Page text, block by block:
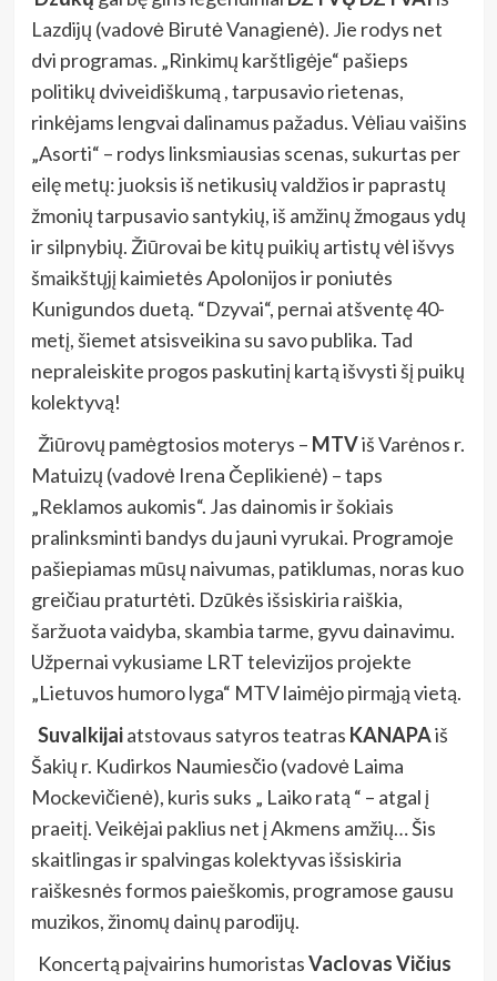
Lazdijų (vadovė Birutė Vanagienė). Jie rodys net
dvi programas. „Rinkimų karštligėje“ pašieps
politikų dviveidiškumą , tarpusavio rietenas,
rinkėjams lengvai dalinamus pažadus. Vėliau vaišins
„Asorti“ – rodys linksmiausias scenas, sukurtas per
eilę metų: juoksis iš netikusių valdžios ir paprastų
žmonių tarpusavio santykių, iš amžinų žmogaus ydų
ir silpnybių. Žiūrovai be kitų puikių artistų vėl išvys
šmaikštųjį kaimietės Apolonijos ir poniutės
Kunigundos duetą. “Dzyvai“, pernai atšventę 40-
metį, šiemet atsisveikina su savo publika. Tad
nepraleiskite progos paskutinį kartą išvysti šį puikų
kolektyvą!
Žiūrovų pamėgtosios moterys – MTViš Varėnos r.
Matuizų (vadovė Irena Čeplikienė) – taps
„Reklamos aukomis“. Jas dainomis ir šokiais
pralinksminti bandys du jauni vyrukai. Programoje
pašiepiamas mūsų naivumas, patiklumas, noras kuo
greičiau praturtėti. Dzūkės išsiskiria raiškia,
šaržuota vaidyba, skambia tarme, gyvu dainavimu.
Užpernai vykusiame LRT televizijos projekte
„Lietuvos humoro lyga“ MTV laimėjo pirmąją vietą.
Suvalkijaiatstovaus satyros teatras KANAPAiš
Šakių r. Kudirkos Naumiesčio (vadovė Laima
Mockevičienė), kuris suks „ Laiko ratą “ – atgal į
praeitį. Veikėjai paklius net į Akmens amžių… Šis
skaitlingas ir spalvingas kolektyvas išsiskiria
raiškesnės formos paieškomis, programose gausu
muzikos, žinomų dainų parodijų.
Koncertą paįvairins humoristasVaclovas Vičius